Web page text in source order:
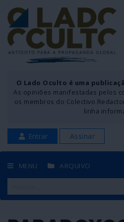
O Lado Oculto é uma
As opiniões manifestadas pelos
os membros do Colectivo
linha
Entrar Assinar
MENU ARQUIVO